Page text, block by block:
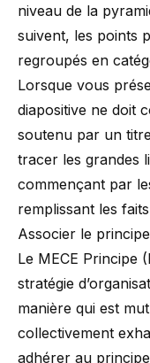
niveau de la
suivent, les points
regroupés en
Lorsque vous
diapositive ne doit
soutenu par un
tracer les grandes
commençant par
remplissant les
Associer le
Le MECE Principe
stratégie
manière qui est
collectivement
adhérer au